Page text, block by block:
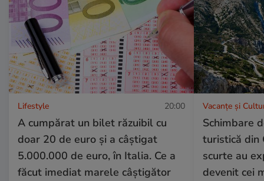
Lifestyle 20:00
A cumpărat un bilet răzuibil cu
doar 20 de euro și a câștigat
5.000.000 de euro, în Italia. Ce a
făcut imediat marele câștigător
Vacanțe și
Schimbare
turistică din
scurte au
devenit cei